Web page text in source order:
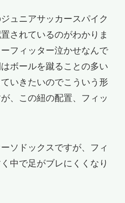
ュニアサッカースパイク
されているのがわかりま
フィッター泣かせなんで
ボールを蹴ることの多い
いきたいのでこういう形
、この紐の配置、フィッ
ソドックスですが、フィ
中で足がブレにくくなり